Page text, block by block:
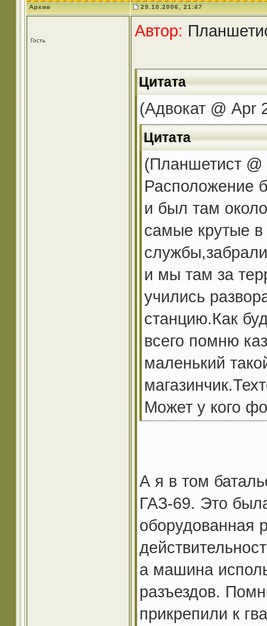
Архив 29.10.2006, 21:47
Гость
Автор:
Цитата
(Адвокат @ Apr
Цитата
(Планшетист
Расположение
и был там
самые крутые
и мы там за
учились
станцию.Как
всего помню
маленький
Может у кого
А я в том
ГАЗ-69. Это
оборудованная
а машина
разъездов.
прикрепили к